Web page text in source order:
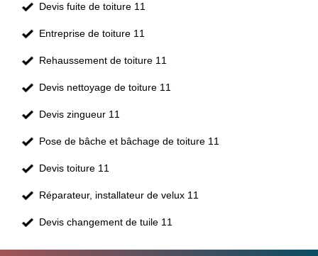
Devis fuite de toiture 11
Entreprise de toiture 11
Rehaussement de toiture 11
Devis nettoyage de toiture 11
Devis zingueur 11
Pose de bâche et bâchage de toiture 11
Devis toiture 11
Réparateur, installateur de velux 11
Devis changement de tuile 11